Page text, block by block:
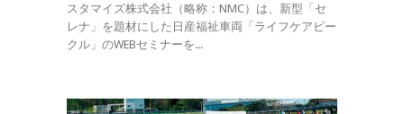
スタマイズ株式会社（略称：NMC）は、新型「セ
レナ」を題材にした日産福祉車両「ライフケアビー
クル」のWEBセミナーを...